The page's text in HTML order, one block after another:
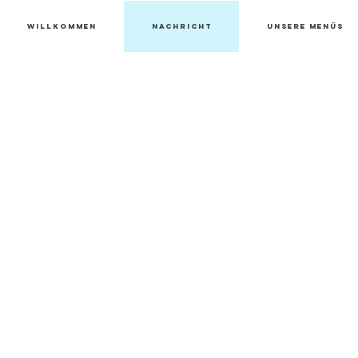
Willkommen Nachricht Unsere Menüs